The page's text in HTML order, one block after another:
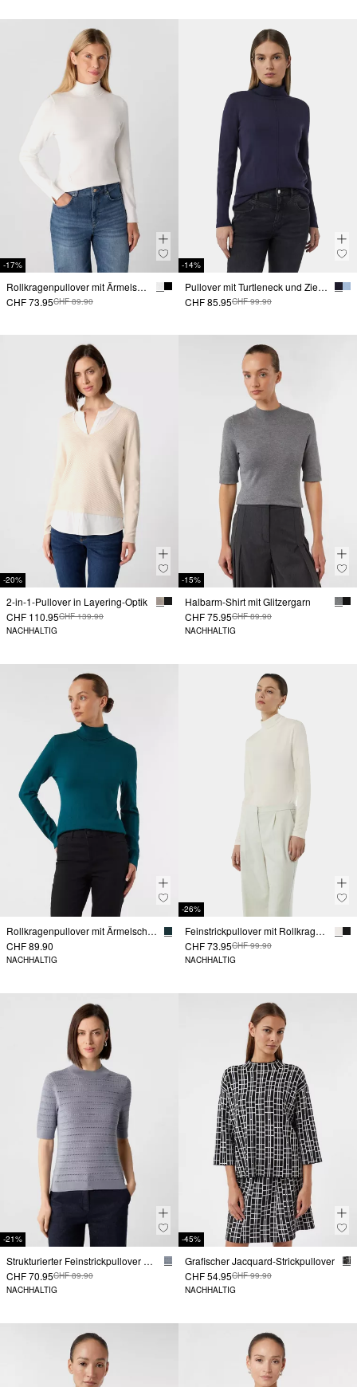
-17%
Rollkragenpullover mit Ärmelschlitzen
CHF 73.95CHF 89.90
-14%
Pullover mit Turtleneck und Ziernaht
CHF 85.95CHF 99.90
-20%
2-in-1-Pullover in Layering-Optik
CHF 110.95CHF 139.90
NACHHALTIG
-15%
Halbarm-Shirt mit Glitzergarn
CHF 75.95CHF 89.90
NACHHALTIG
Rollkragenpullover mit Ärmelschlitzen
CHF 89.90
NACHHALTIG
-26%
Feinstrickpullover mit Rollkragen und Schlitz am Ärmel
CHF 73.95CHF 99.90
NACHHALTIG
-21%
Strukturierter Feinstrickpullover aus Viskosemix
CHF 70.95CHF 89.90
NACHHALTIG
-45%
Grafischer Jacquard-Strickpullover
CHF 54.95CHF 99.90
NACHHALTIG